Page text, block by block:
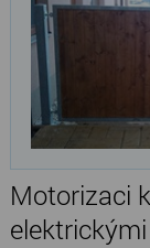
Motorizaci